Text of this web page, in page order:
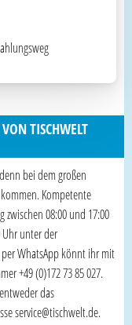
TISCHWELT
bei dem großen
Kompetente
08:00 und 17:00
Uhr unter der
WhatsApp könnt ihr mit
+49 (0)172 73 85 027.
das
service@tischwelt.de.